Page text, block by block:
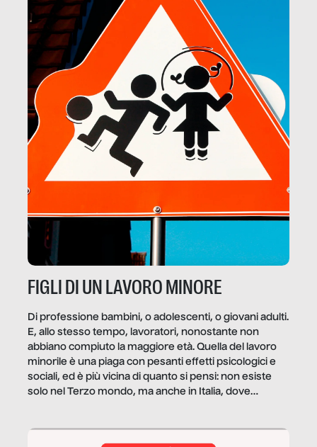
FIGLI DI UN LAVORO MINORE
Di professione bambini, o adolescenti, o giovani adulti.
E, allo stesso tempo, lavoratori, nonostante non
abbiano compiuto la maggiore età. Quella del lavoro
minorile è una piaga con pesanti effetti psicologici e
sociali, ed è più vicina di quanto si pensi: non esiste
solo nel Terzo mondo, ma anche in Italia, dove